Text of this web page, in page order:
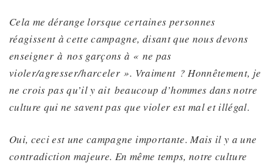
Cela me dérange lorsque certaines personnes
réagissent à cette campagne, disant que nous devons
enseignerànos garçons à « ne pas
violer/agresser/harceler ». Vraiment ? Honnêtement, je
ne crois pasqu’il y ait beaucoup d’hommes dans notre
culture qui ne savent pas que violer est mal et illégal.
Oui, ceci est une campagne importante. Mais il y a une
contradiction majeure. En même temps, notre culture